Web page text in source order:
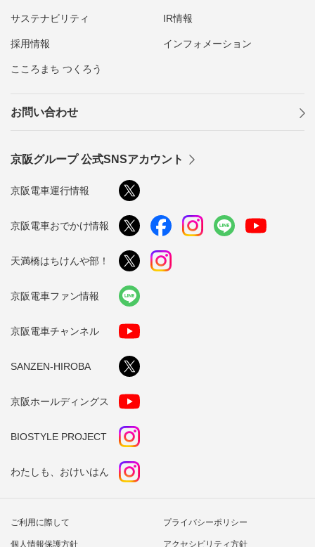
サステナビリティ IR情報
採用情報 インフォメーション
こころまち つくろう
お問い合わせ
京阪グループ 公式SNSアカウント
京阪電車運行情報
京阪電車おでかけ情報
天満橋はちけんや部！
京阪電車ファン情報
京阪電車チャンネル
SANZEN-HIROBA
京阪ホールディングス
BIOSTYLE PROJECT
わたしも、おけいはん
ご利用に際して プライバシーポリシー
個人情報保護方針 アクセシビリティ方針